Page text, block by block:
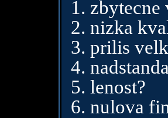
1. zbytecne
2. nizka
3. prilis
4.
5. lenost?
6. nulova